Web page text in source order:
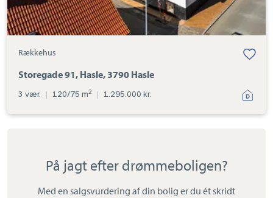
Rækkehus
Storegade 91, Hasle, 3790 Hasle
3 vær. | 120/75 m2 | 1.295.000 kr.
På jagt efter drømmeboligen?
Med en salgsvurdering af din bolig er du ét skridt